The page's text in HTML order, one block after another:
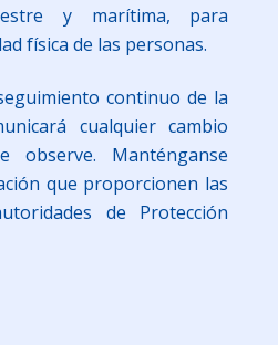
y marítima, para
física de las personas.
continuo de la
cualquier cambio
observe. Manténganse
que proporcionen las
de Protección